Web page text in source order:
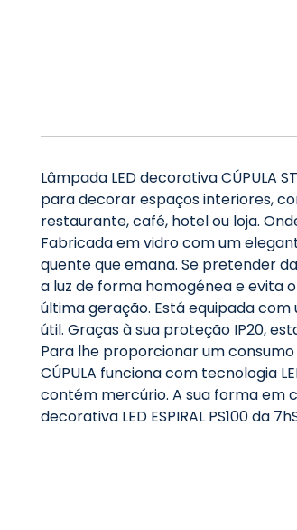
Lâmpada LED decorativa CÚPULA
para decorar espaços interiores,
restaurante, café, hotel ou loja.
Fabricada em vidro com um
quente que emana. Se pretender
a luz de forma homogénea e evita
última geração. Está equipada com
útil. Graças à sua proteção IP20,
Para lhe proporcionar um
CÚPULA funciona com tecnologia
contém mercúrio. A sua forma em
decorativa LED ESPIRAL PS100 da